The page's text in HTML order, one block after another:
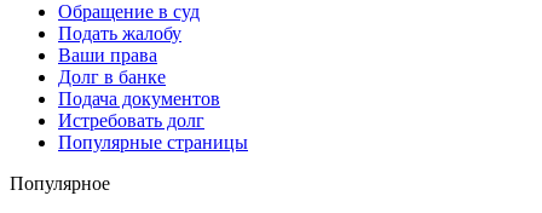
Обращение в суд
Подать жалобу
Ваши права
Долг в банке
Подача документов
Истребовать долг
Популярные страницы
Популярное